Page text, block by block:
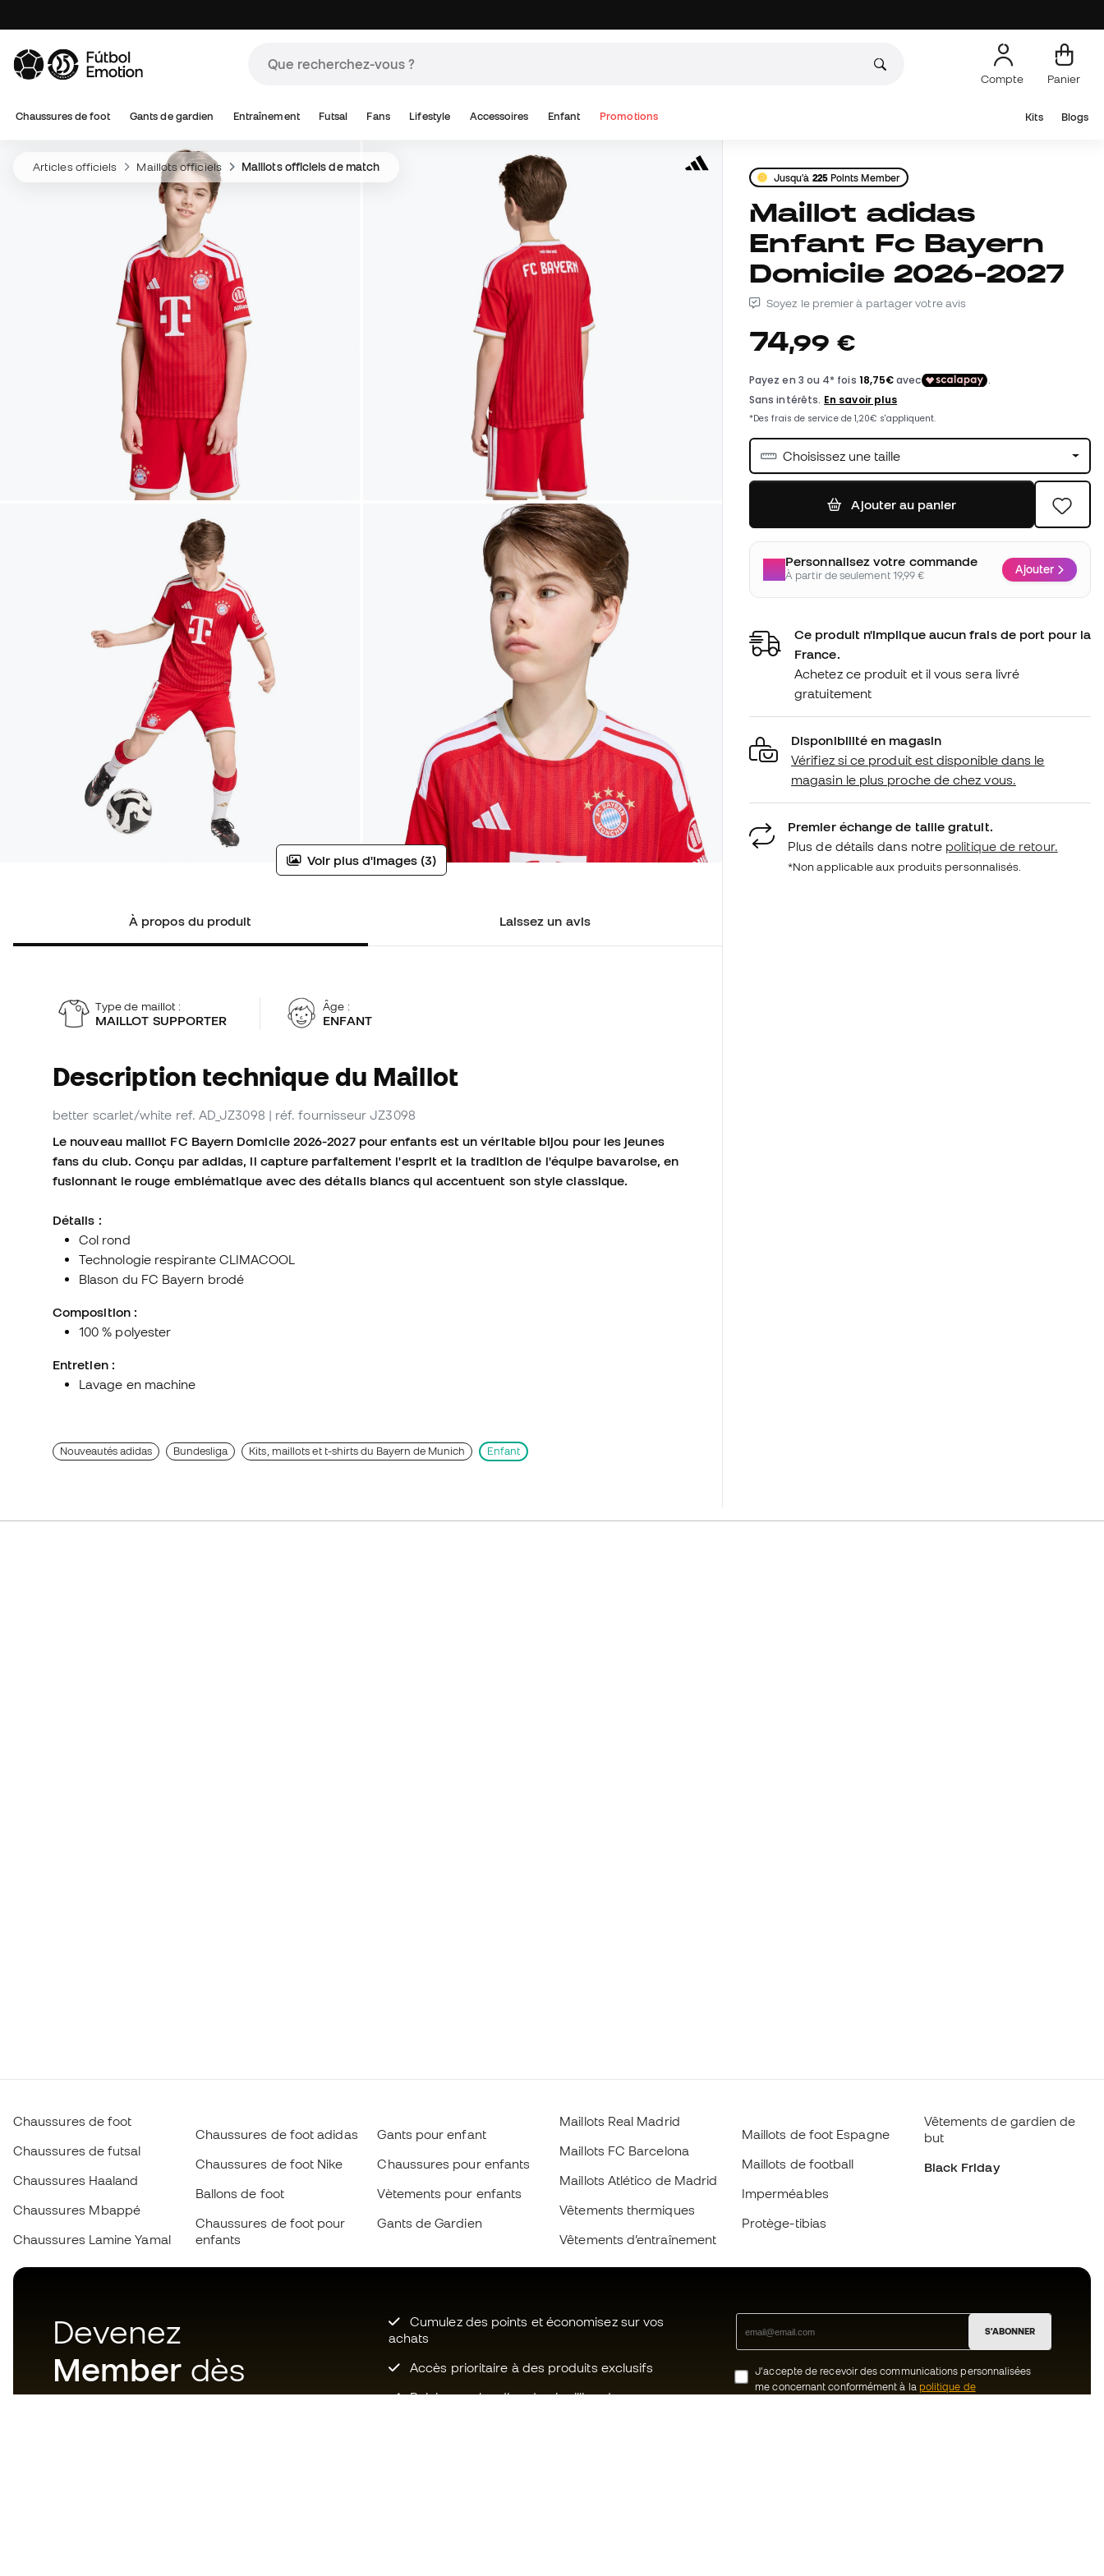
Compte Panier
Chaussures de foot Gants de gardien Entraînement Futsal Fans Lifestyle Accessoires Enfant Promotions Kits Blogs
Articles officiels Maillots officiels Maillots officiels de match
Voir plus d'images (3)
À propos du produit Laissez un avis
Type de maillot :
MAILLOT SUPPORTER
Âge :
ENFANT
Description technique du Maillot
better scarlet/white ref. AD_JZ3098 | réf. fournisseur JZ3098
Le nouveau maillot FC Bayern Domicile 2026-2027 pour enfants est un véritable bijou pour les jeunes
fans du club. Conçu par adidas, il capture parfaitement l'esprit et la tradition de l'équipe bavaroise, en
fusionnant le rouge emblématique avec des détails blancs qui accentuent son style classique.
Détails :
Col rond
Technologie respirante CLIMACOOL
Blason du FC Bayern brodé
Composition :
100 % polyester
Entretien :
Lavage en machine
Nouveautés adidas Bundesliga Kits, maillots et t-shirts du Bayern de Munich Enfant
Jusqu'à 225Points Member
Maillot adidas
Enfant Fc Bayern
Domicile 2026-2027
Soyez le premier à partager votre avis
74,99 €
Choisissez une taille
Ajouter au panier
Personnalisez votre commande
À partir de seulement 19,99 € Ajouter
Ce produit n'implique aucun frais de port pour la
France.
Achetez ce produit et il vous sera livré
gratuitement
Disponibilité en magasin
Vérifiez si ce produit est disponible dans le
magasin le plus proche de chez vous.
Premier échange de taille gratuit.
Plus de détails dans notre politique de retour.
*Non applicable aux produits personnalisés.
Chaussures de foot
Chaussures de futsal
Chaussures Haaland
Chaussures Mbappé
Chaussures Lamine Yamal
Chaussures de foot adidas
Chaussures de foot Nike
Ballons de foot
Chaussures de foot pour
enfants
Gants pour enfant
Chaussures pour enfants
Vètements pour enfants
Gants de Gardien
Maillots Real Madrid
Maillots FC Barcelona
Maillots Atlético de Madrid
Vêtements thermiques
Vêtements d’entraînement
Maillots de foot Espagne
Maillots de football
Imperméables
Protège-tibias
Vêtements de gardien de
but
Black Friday
Devenez
Member dès
maintenant
Cumulez des points et économisez sur vos
achats
Accès prioritaire à des produits exclusifs
Rejoignez plus d’un demi-million de
S'ABONNER
J’accepte de recevoir des communications personnalisées
me concernant conformément à la politique de